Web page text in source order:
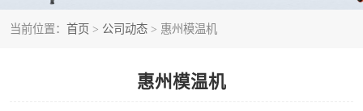
当前位置： 首页 > 公司动态 > 惠州模温机
惠州模温机
塑料混色机